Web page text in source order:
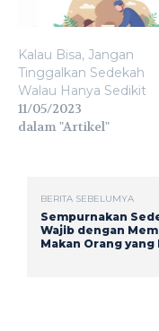
Kalau Bisa, Jangan
Tinggalkan Sedekah
Walau Hanya Sedikit
11/05/2023
dalam "Artikel"
BERITA SEBELUMYA
Sempurnakan
Wajib dengan
Makan Orang yang